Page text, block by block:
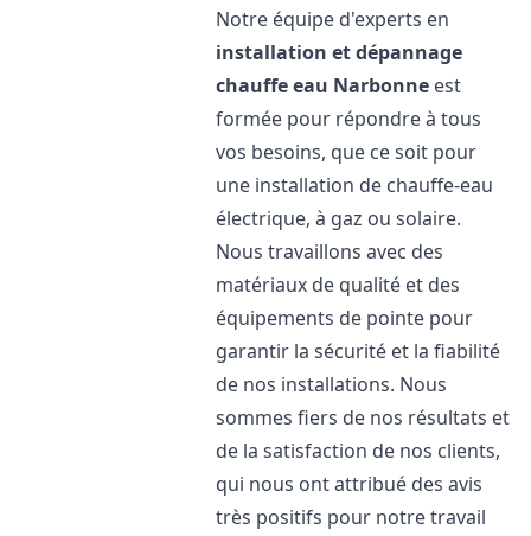
Notre équipe d'experts en
installation et dépannage
chauffe eau Narbonne est
formée pour répondre à tous
vos besoins, que ce soit pour
une installation de chauffe-eau
électrique, à gaz ou solaire.
Nous travaillons avec des
matériaux de qualité et des
équipements de pointe pour
garantir la sécurité et la fiabilité
de nos installations. Nous
sommes fiers de nos résultats et
de la satisfaction de nos clients,
qui nous ont attribué des avis
très positifs pour notre travail